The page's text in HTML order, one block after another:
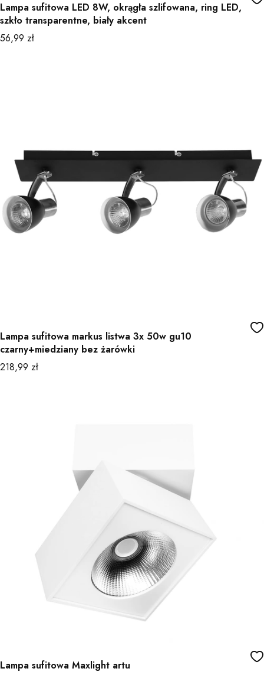
Lampa sufitowa LED 8W, okrągła szlifowana, ring LED,
szkło transparentne, biały akcent
Cena
56,99 zł
Lampa sufitowa markus listwa 3x 50w gu10
czarny+miedziany bez żarówki
Cena
218,99 zł
Lampa sufitowa Maxlight artu